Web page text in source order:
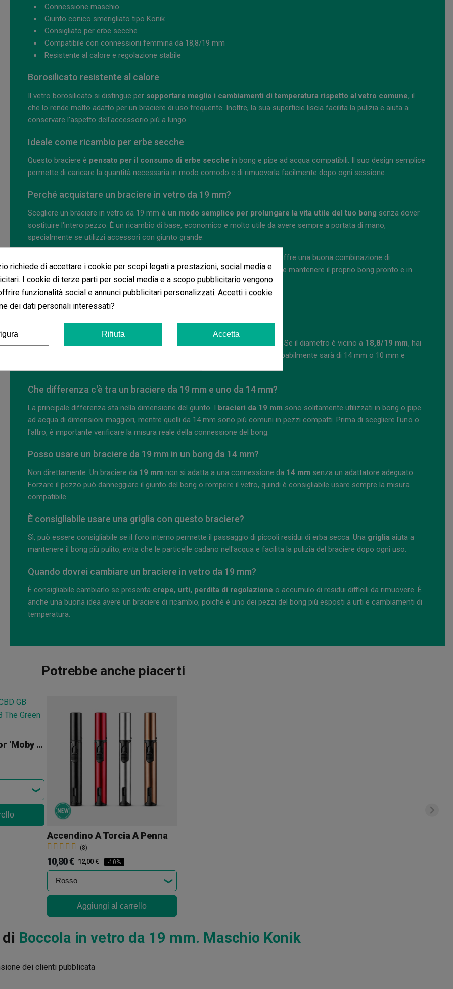
Connessione maschio
Giunto conico smerigliato tipo Konik
Consigliato per erbe secche
Compatibile con connessioni femmina da 18,8/19 mm
Resistente al calore e regolazione stabile
Borosilicato resistente al calore
Il vetro borosilicato si distingue per sopportare meglio i cambiamenti di temperatura rispetto al vetro comune, il
che lo rende molto adatto per un braciere di uso frequente. Inoltre, la sua superficie liscia facilita la pulizia e aiuta a
conservare l'aspetto dell'accessorio più a lungo.
Ideale come ricambio per erbe secche
Questo braciere è pensato per il consumo di erbe secche in bong e pipe ad acqua compatibili. Il suo design semplice
permette di caricare la quantità necessaria in modo comodo e di rimuoverla facilmente dopo ogni sessione.
Perché acquistare un braciere in vetro da 19 mm?
Scegliere un braciere in vetro da 19 mm è un modo semplice per prolungare la vita utile del tuo bong senza dover
sostituire l'intero pezzo. È un ricambio di base, economico e molto utile da avere sempre a portata di mano,
specialmente se utilizzi accessori con giunto grande.
Grazie alla sua fabbricazione in borosilicato e alla sua connessione conica, offre una buona combinazione di
resistenza, compatibilità e facilità d'uso. Un pezzo indispensabile per chi vuole mantenere il proprio bong pronto e in
buono stato.
Domande frequenti sul Braciere in Vetro da 19 mm
Come posso sapere se ho bisogno di un braciere da 19 mm?
Il modo più semplice è misurare la connessione dove si posiziona il braciere. Se il diametro è vicino a 18,8/19 mm, hai
bisogno di un braciere di questa misura. Se la connessione è più piccola, probabilmente sarà di 14 mm o 10 mm e
Che differenza c'è tra un braciere da 19 mm e uno da 14 mm?
La principale differenza sta nella dimensione del giunto. I bracieri da 19 mm sono solitamente utilizzati in bong o pipe
ad acqua di dimensioni maggiori, mentre quelli da 14 mm sono più comuni in pezzi compatti. Prima di scegliere l'uno o
l'altro, è importante verificare la misura reale della connessione del bong.
Posso usare un braciere da 19 mm in un bong da 14 mm?
Non direttamente. Un braciere da 19 mm non si adatta a una connessione da 14 mm senza un adattatore adeguato.
Forzare il pezzo può danneggiare il giunto del bong o rompere il vetro, quindi è consigliabile usare sempre la misura
compatibile.
È consigliabile usare una griglia con questo braciere?
Sì, può essere consigliabile se il foro interno permette il passaggio di piccoli residui di erba secca. Una griglia aiuta a
mantenere il bong più pulito, evita che le particelle cadano nell'acqua e facilita la pulizia del braciere dopo ogni uso.
Quando dovrei cambiare un braciere in vetro da 19 mm?
È consigliabile cambiarlo se presenta crepe, urti, perdita di regolazione o accumulo di residui difficili da rimuovere. È
anche una buona idea avere un braciere di ricambio, poiché è uno dei pezzi del bong più esposti a urti e cambiamenti di
temperatura.
Potrebbe anche piacerti
Fiori CBD GB Outdoor 'Moby Dick'
Accendino A Torcia A Penna
(8)
10,80 € 12,00 € -10%
Aggiungi al carrello
Boccola in vetro da 19 mm. Maschio Konik
dei clienti pubblicata
richiede di accettare i cookie per scopi legati a prestazioni, social media e
I cookie di terze parti per social media e a scopo pubblicitario vengono
funzionalità social e annunci pubblicitari personalizzati. Accetti i cookie
dei dati personali interessati?
Rifiuta Accetta